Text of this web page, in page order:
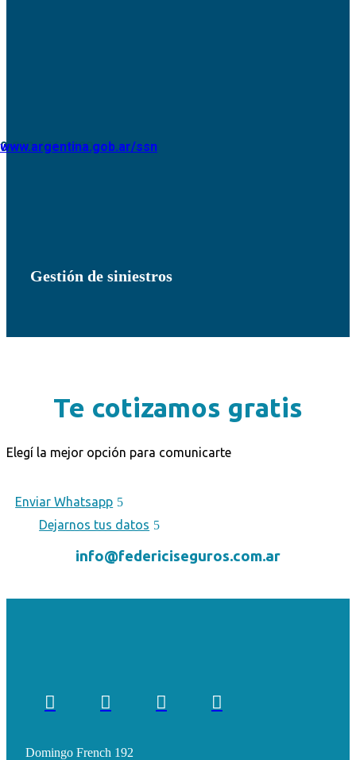
Gestión de siniestros
Te cotizamos gratis
Elegí la mejor opción para comunicarte
Enviar Whatsapp
Dejarnos tus datos
info@federiciseguros.com.ar
   
Domingo French 192
0-800-666-8400
www.argentina.gob.ar/ssn